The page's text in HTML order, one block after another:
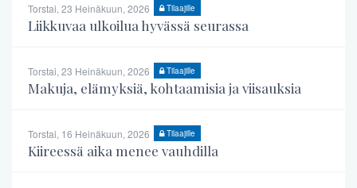
Torstai, 23 Heinäkuun, 2026 Tilaajille
Liikkuvaa ulkoilua hyvässä seurassa
Torstai, 23 Heinäkuun, 2026 Tilaajille
Makuja, elämyksiä, kohtaamisia ja viisauksia
Torstai, 16 Heinäkuun, 2026 Tilaajille
Kiireessä aika menee vauhdilla